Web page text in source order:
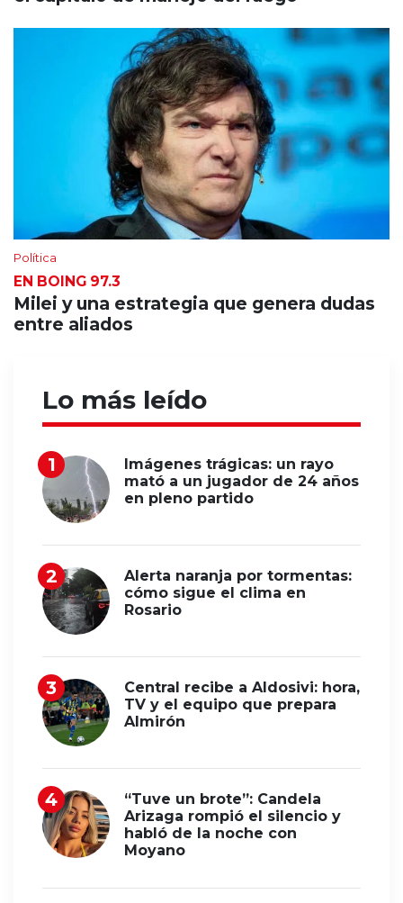
Política
EN BOING 97.3
Milei y una estrategia que genera dudas
entre aliados
Lo más leído
Imágenes trágicas: un rayo
mató a un jugador de 24 años
en pleno partido
Alerta naranja por tormentas:
cómo sigue el clima en
Rosario
Central recibe a Aldosivi: hora,
TV y el equipo que prepara
Almirón
“Tuve un brote”: Candela
Arizaga rompió el silencio y
habló de la noche con
Moyano